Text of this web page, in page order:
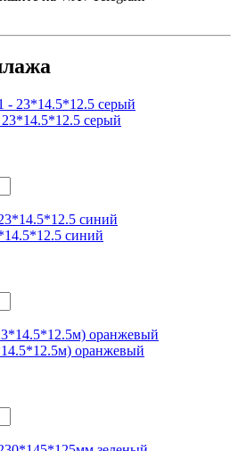
серый
синий
оранжевый